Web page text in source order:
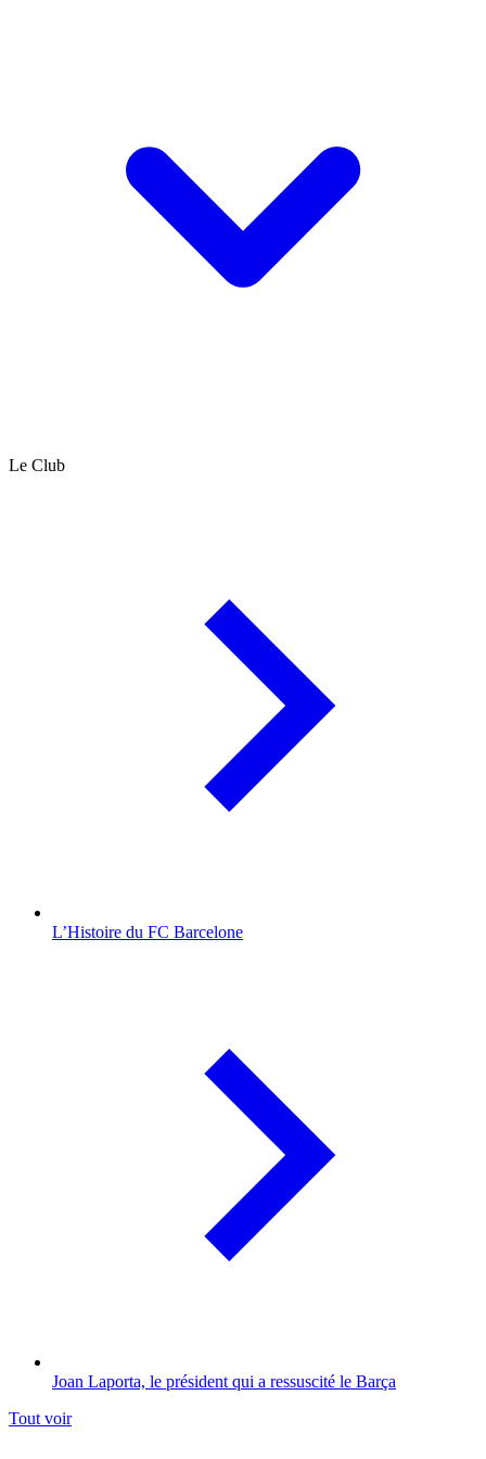
Le Club
L’Histoire du FC Barcelone
Joan Laporta, le président qui a ressuscité le Barça
Tout voir